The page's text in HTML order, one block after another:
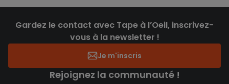
Gardez le contact avec Tape à l’Oeil, inscrivez-
vous à la newsletter !
Je m'inscris
Rejoignez la communauté !